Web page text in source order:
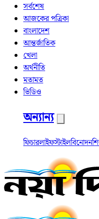
সর্বশেষ
আজকের পত্রিকা
বাংলাদেশ
আন্তর্জাতিক
খেলা
অর্থনীতি
মতামত
ভিডিও
অন্যান্য
ফিচারলাইফস্টাইলবিনোদন